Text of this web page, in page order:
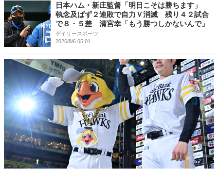
日本ハム・新庄監督「明日こそは勝ちます」
執念及ばず２連敗で自力Ｖ消滅 残り４２試合
で８・５差 清宮幸「もう勝つしかないんで」
デイリースポーツ
2026/8/6 05:01